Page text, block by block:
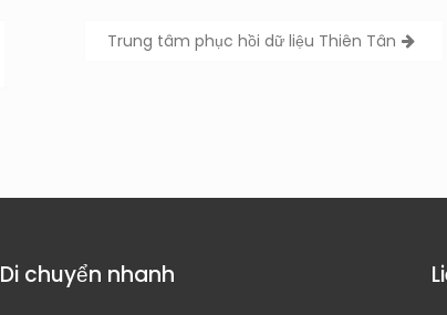
Trung tâm phục hồi dữ liệu Thiên Tân
Di chuyển nhanh